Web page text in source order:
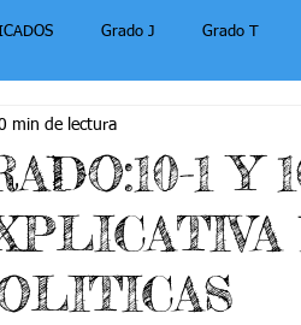
Grado J Grado T
4-2 Grado 5 -1
Grado 7 -2 Grado 8 -1 Grado 8
1 Y
min de lectura